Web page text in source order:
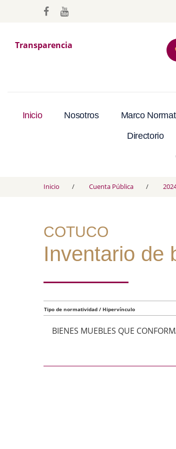
Transparencia
Inicio Nosotros Marco
Directorio
Inicio Cuenta Pública
COTUCO
Inventario de
Tipo de normatividad / Hipervínculo
BIENES MUEBLES QUE